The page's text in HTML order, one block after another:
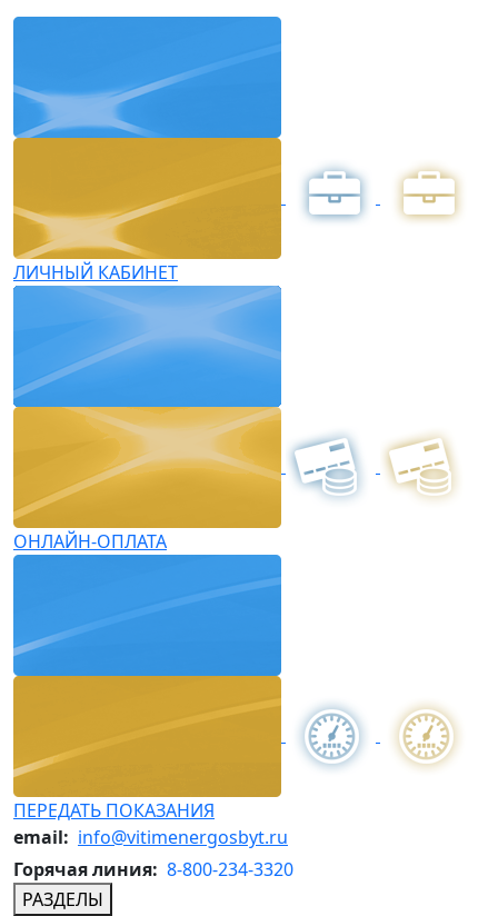
ЛИЧНЫЙ КАБИНЕТ
ОНЛАЙН-ОПЛАТА
ПЕРЕДАТЬ ПОКАЗАНИЯ
email: info@vitimenergosbyt.ru
Горячая линия: 8-800-234-3320
РАЗДЕЛЫ